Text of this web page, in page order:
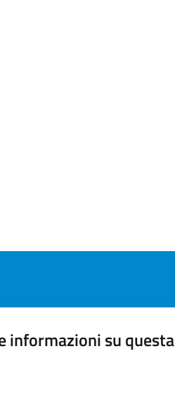
informazioni su questa